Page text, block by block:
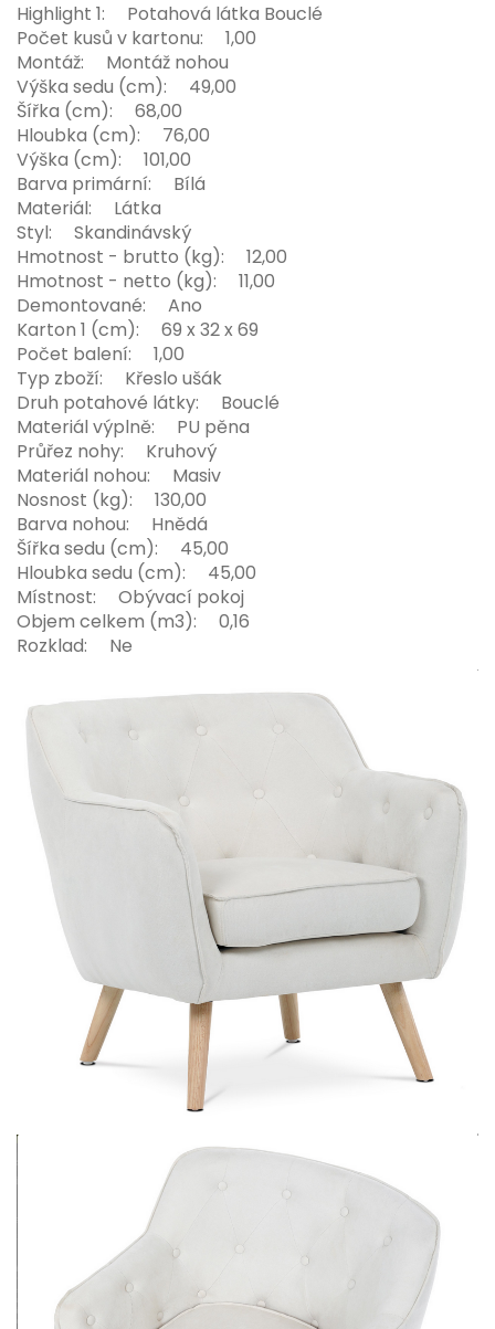
Highlight 1: Potahová látka Bouclé
Počet kusů v kartonu: 1,00
Montáž: Montáž nohou
Výška sedu (cm): 49,00
Šířka (cm): 68,00
Hloubka (cm): 76,00
Výška (cm): 101,00
Barva primární: Bílá
Materiál: Látka
Styl: Skandinávský
Hmotnost - brutto (kg): 12,00
Hmotnost - netto (kg): 11,00
Demontované: Ano
Karton 1 (cm): 69 x 32 x 69
Počet balení: 1,00
Typ zboží: Křeslo ušák
Druh potahové látky: Bouclé
Materiál výplně: PU pěna
Průřez nohy: Kruhový
Materiál nohou: Masiv
Nosnost (kg): 130,00
Barva nohou: Hnědá
Šířka sedu (cm): 45,00
Hloubka sedu (cm): 45,00
Místnost: Obývací pokoj
Objem celkem (m3): 0,16
Rozklad: Ne